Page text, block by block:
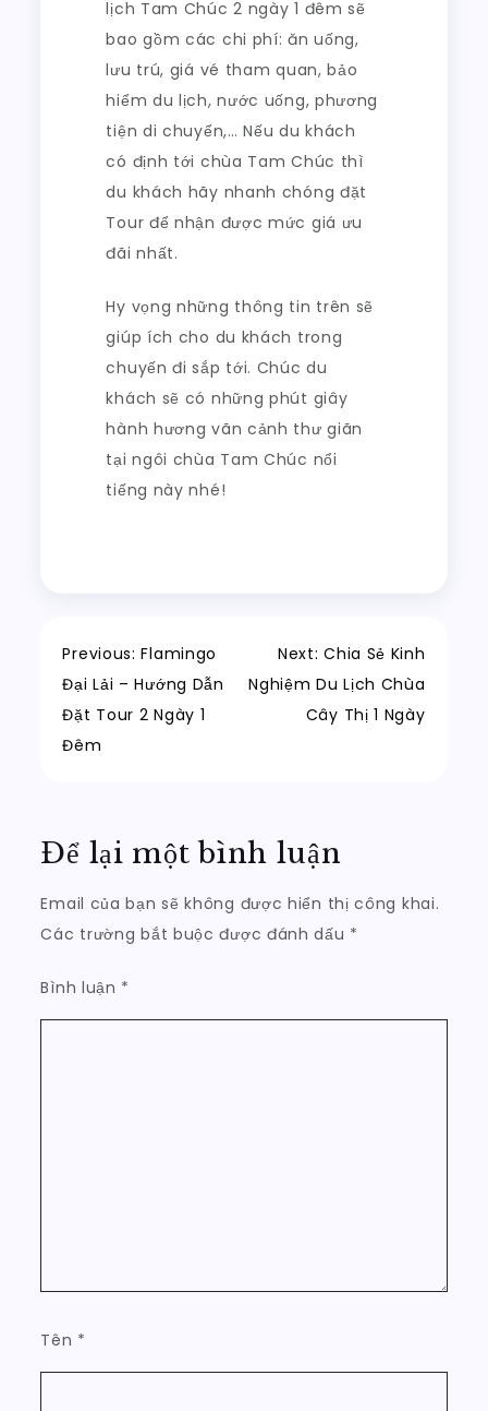
lịch Tam Chúc 2 ngày 1 đêm sẽ
bao gồm các chi phí: ăn uống,
lưu trú, giá vé tham quan, bảo
hiểm du lịch, nước uống, phương
tiện di chuyển,… Nếu du khách
có định tới chùa Tam Chúc thì
du khách hãy nhanh chóng đặt
Tour để nhận được mức giá ưu
đãi nhất.
Hy vọng những thông tin trên sẽ
giúp ích cho du khách trong
chuyến đi sắp tới. Chúc du
khách sẽ có những phút giây
hành hương vãn cảnh thư giãn
tại ngôi chùa Tam Chúc nổi
tiếng này nhé!
Điều
hướng
viết
Previous: Flamingo
Đại Lải – Hướng Dẫn
Đặt Tour 2 Ngày 1
Đêm
Next: Chia Sẻ Kinh
Nghiệm Du Lịch Chùa
Cây Thị 1 Ngày
Để lại một bình luận
Email của bạn sẽ không được hiển thị công khai.
Các trường bắt buộc được đánh dấu *
Bình luận *
Tên *